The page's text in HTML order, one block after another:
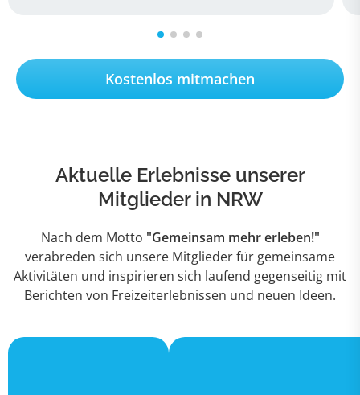
Kostenlos mitmachen
Aktuelle Erlebnisse unserer
Mitglieder in NRW
Nach dem Motto "Gemeinsam mehr erleben!"
verabreden sich unsere Mitglieder für gemeinsame
Aktivitäten und inspirieren sich laufend gegenseitig mit
Berichten von Freizeiterlebnissen und neuen Ideen.